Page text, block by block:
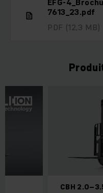
7613_23.pdf
PDF (12,3 MB)
CBH